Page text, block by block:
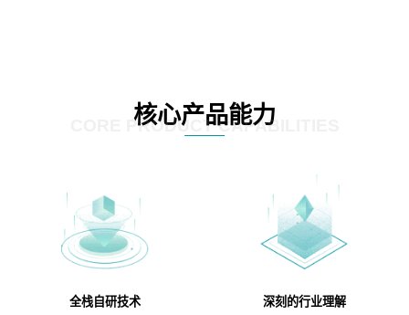
核心产品能力
CORE PRODUCT CAPABILITIES
全栈自研技术 深刻的行业理解